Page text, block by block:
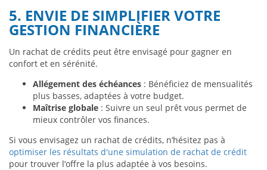
5. ENVIE DE SIMPLIFIER VOTRE
GESTION FINANCIÈRE
Un rachat de crédits peut être envisagé pour gagner en
confort et en sérénité.
Allégement des échéances : Bénéficiez de mensualités
plus basses, adaptées à votre budget.
Maîtrise globale : Suivre un seul prêt vous permet de
mieux contrôler vos finances.
Si vous envisagez un rachat de crédits, n’hésitez pas à
optimiser les résultats d'une simulation de rachat de crédit
pour trouver l’offre la plus adaptée à vos besoins.